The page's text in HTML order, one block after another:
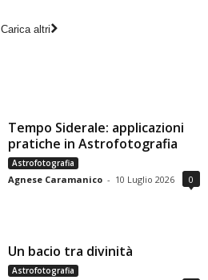
Carica altri
Tempo Siderale: applicazioni
pratiche in Astrofotografia
Astrofotografia
Agnese Caramanico - 10 Luglio 2026 0
Un bacio tra divinità
Astrofotografia